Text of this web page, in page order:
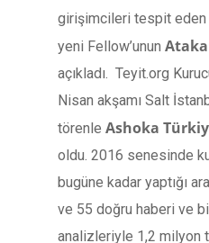
girişimcileri tespit eden
yeni Fellow’unun
açıkladı. Teyit.org
Nisan akşamı Salt
törenle Ashoka
oldu. 2016 senesinde
bugüne kadar yaptığı
ve 55 doğru haberi ve
analizleriyle 1,2 milyon